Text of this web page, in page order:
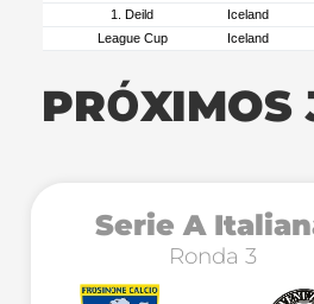
1. Deild
Iceland
League Cup
Iceland
PRÓXIMOS
Serie A
Ronda 3